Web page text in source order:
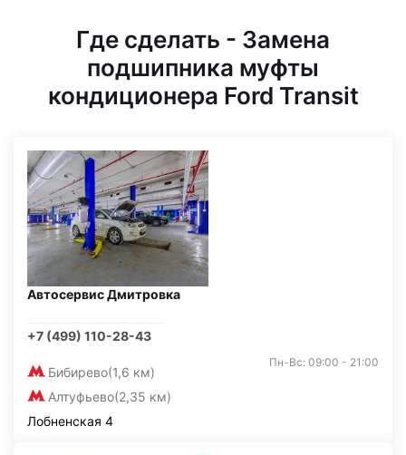
Где сделать - Замена
подшипника муфты
кондиционера Ford Transit
Автосервис Дмитровка
+7 (499) 110-28-43
Бибирево(1,6 км)
Алтуфьево(2,35 км)
Пн-Вс: 09:00 - 21:00
Лобненская 4